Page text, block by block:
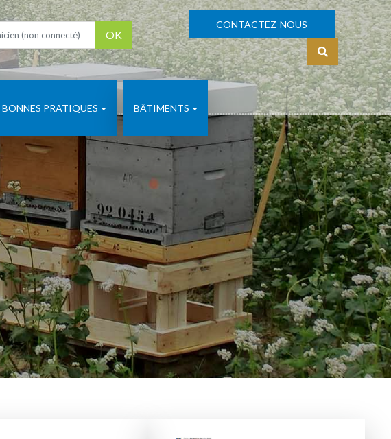
OK
CONTACTEZ-NOUS
S'identifier
PRATIQUES BÂTIMENTS